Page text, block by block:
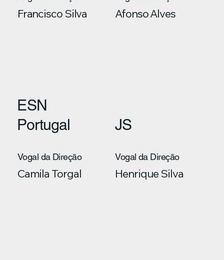
Francisco Silva
ESN
Portugal
Afonso Alves
JS
Vogal da Direção
Camila Torgal
Vogal da Direção
Henrique Silva